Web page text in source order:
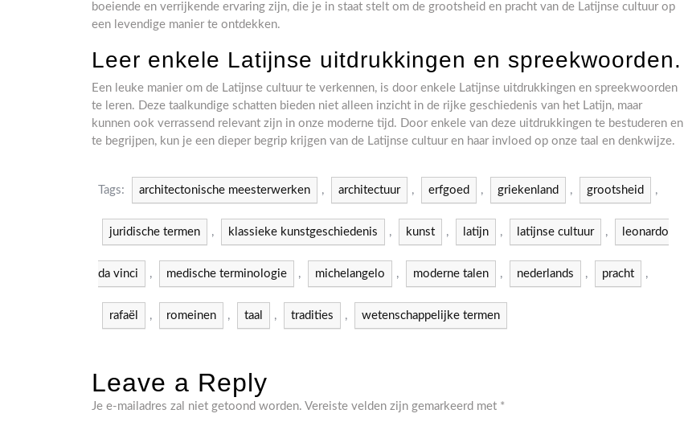
boeiende en verrijkende ervaring zijn, die je in staat stelt om de grootsheid en pracht van de Latijnse cultuur op
een levendige manier te ontdekken.
Leer enkele Latijnse uitdrukkingen en spreekwoorden.
Een leuke manier om de Latijnse cultuur te verkennen, is door enkele Latijnse uitdrukkingen en spreekwoorden
te leren. Deze taalkundige schatten bieden niet alleen inzicht in de rijke geschiedenis van het Latijn, maar
kunnen ook verrassend relevant zijn in onze moderne tijd. Door enkele van deze uitdrukkingen te bestuderen en
te begrijpen, kun je een dieper begrip krijgen van de Latijnse cultuur en haar invloed op onze taal en denkwijze.
Tags: architectonische meesterwerken , architectuur , erfgoed , griekenland , grootsheid ,
juridische termen , klassieke kunstgeschiedenis , kunst , latijn , latijnse cultuur , leonardo
da vinci , medische terminologie , michelangelo , moderne talen , nederlands , pracht ,
rafaël , romeinen , taal , tradities , wetenschappelijke termen
Leave a Reply
Je e-mailadres zal niet getoond worden. Vereiste velden zijn gemarkeerd met *